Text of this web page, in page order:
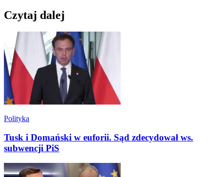
Czytaj dalej
Polityka
Tusk i Domański w euforii. Sąd zdecydował ws.
subwencji PiS